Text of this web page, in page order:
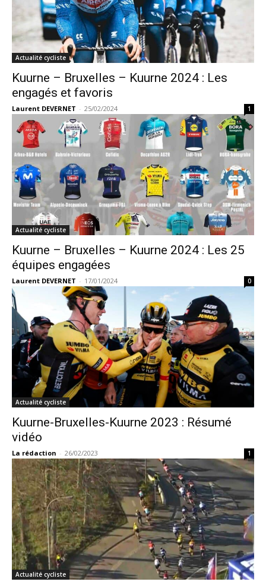
Actualité cycliste
Kuurne – Bruxelles – Kuurne 2024 : Les
engagés et favoris
Laurent DEVERNET - 25/02/2024 1
Actualité cycliste
Kuurne – Bruxelles – Kuurne 2024 : Les 25
équipes engagées
Laurent DEVERNET - 17/01/2024 0
Actualité cycliste
Kuurne-Bruxelles-Kuurne 2023 : Résumé
vidéo
La rédaction - 26/02/2023 1
Actualité cycliste